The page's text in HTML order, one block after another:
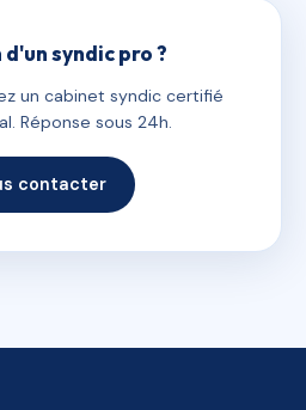
d'un syndic pro ?
un cabinet syndic certifié
Réponse sous 24h.
contacter